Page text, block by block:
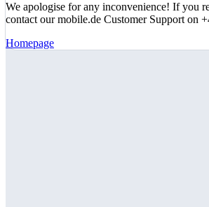
We apologise for any inconvenience! If you
contact our mobile.de Customer Support on
Homepage